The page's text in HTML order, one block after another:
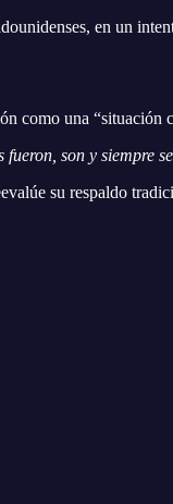
en un
una
fueron, son y siempre
su respaldo